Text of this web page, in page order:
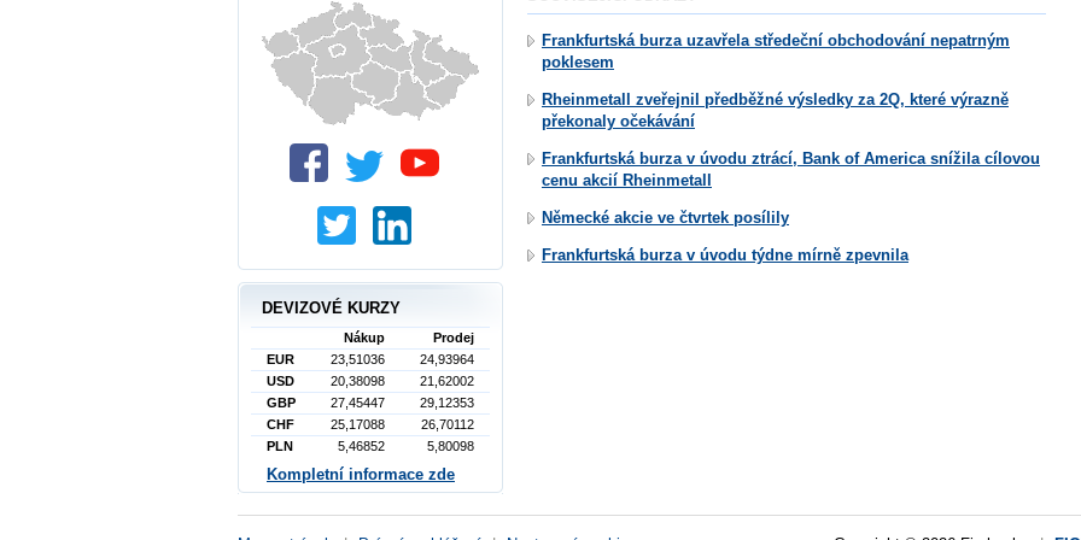
Frankfurtská burza uzavřela středeční obchodování nepatrným
poklesem
Rheinmetall zveřejnil předběžné výsledky za 2Q, které výrazně
překonaly očekávání
Frankfurtská burza v úvodu ztrácí, Bank of America snížila cílovou
cenu akcií Rheinmetall
Německé akcie ve čtvrtek posílily
Frankfurtská burza v úvodu týdne mírně zpevnila
DEVIZOVÉ KURZY
Nákup
Prodej
EUR
23,51036
24,93964
USD
20,38098
21,62002
GBP
27,45447
29,12353
CHF
25,17088
26,70112
PLN
5,46852 5,80098
Kompletní informace zde